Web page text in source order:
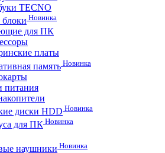
TECNO
Новинка
для ПК
платы
память Новинка
питания
диски HDD Новинка
для ПК Новинка
наушники Новинка